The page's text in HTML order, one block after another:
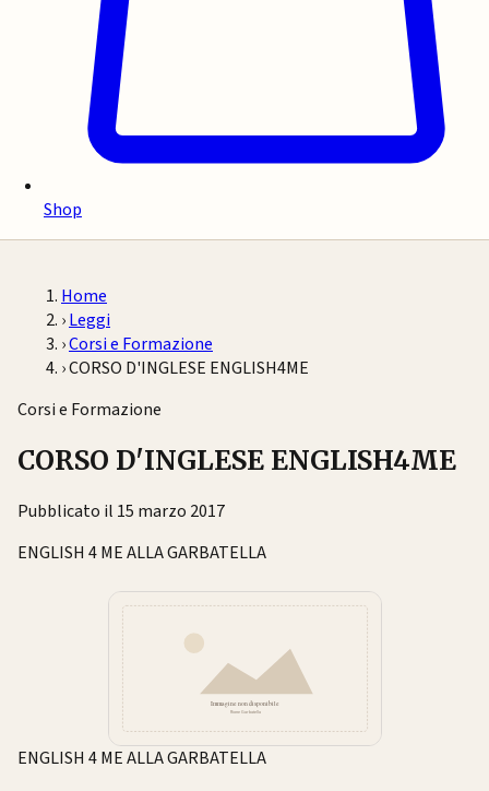
Shop
Home
›Leggi
›Corsi e Formazione
›CORSO D'INGLESE ENGLISH4ME
Corsi e Formazione
CORSO D'INGLESE ENGLISH4ME
Pubblicato il 15 marzo 2017
ENGLISH 4 ME ALLA GARBATELLA
ENGLISH 4 ME ALLA GARBATELLA